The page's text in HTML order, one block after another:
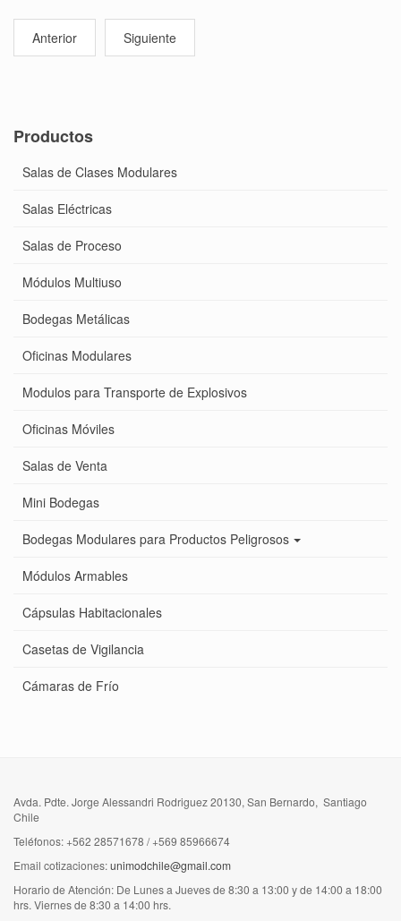
Anterior Siguiente
Productos
Salas de Clases Modulares
Salas Eléctricas
Salas de Proceso
Módulos Multiuso
Bodegas Metálicas
Oficinas Modulares
Modulos para Transporte de Explosivos
Oficinas Móviles
Salas de Venta
Mini Bodegas
Bodegas Modulares para Productos Peligrosos
Módulos Armables
Cápsulas Habitacionales
Casetas de Vigilancia
Cámaras de Frío
Avda. Pdte. Jorge Alessandri Rodriguez 20130, San Bernardo, Santiago
Chile
Teléfonos: +562 28571678 / +569 85966674
Email cotizaciones:unimodchile@gmail.com
Horario de Atención: De Lunes a Jueves de 8:30 a 13:00 y de 14:00 a 18:00
hrs. Viernes de 8:30 a 14:00 hrs.